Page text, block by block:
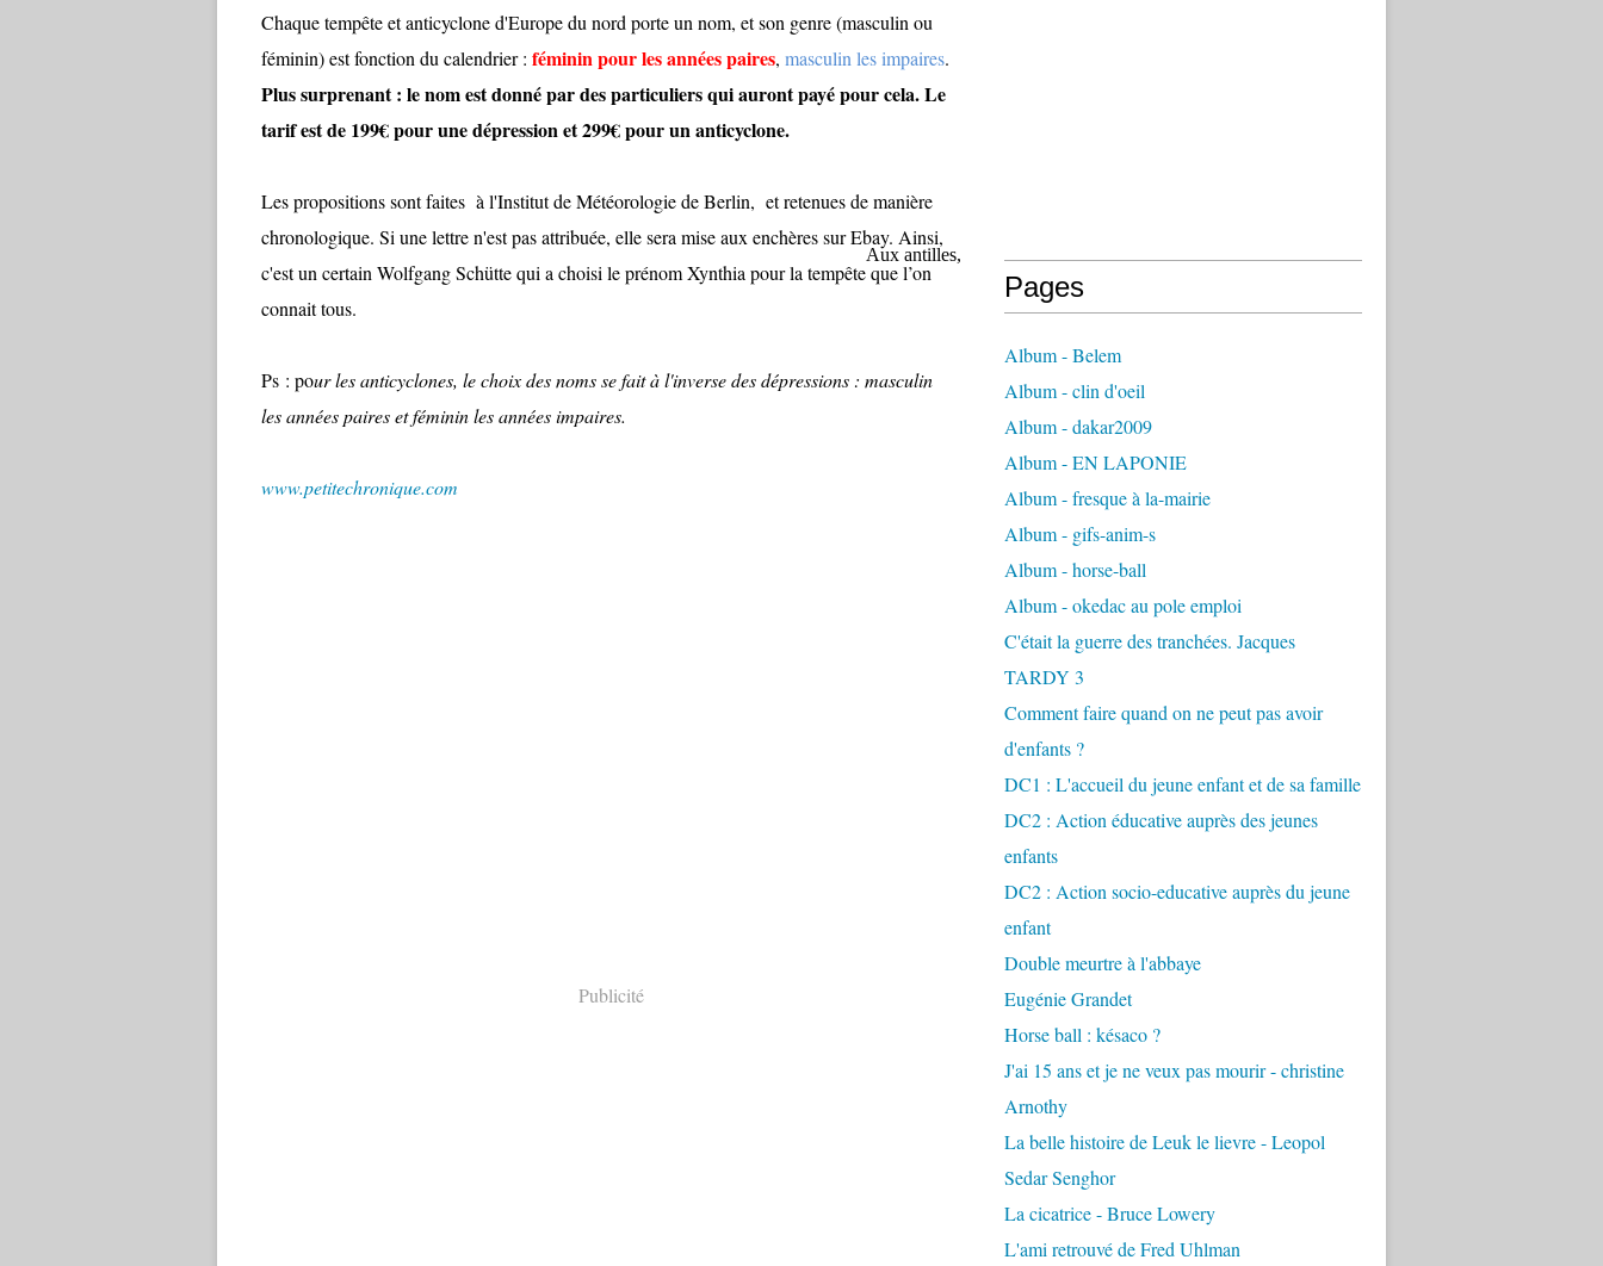
Chaque tempête et anticyclone d'Europe du nord porte un nom, et son genre (masculin ou
féminin) est fonction du calendrier : féminin pour les années paires, masculin les impaires.
Plus surprenant : le nom est donné par des particuliers qui auront payé pour cela. Le
tarif est de 199€ pour une dépression et 299€ pour un anticyclone.
Les propositions sont faites à l'Institut de Météorologie de Berlin, et retenues de manière
chronologique. Si une lettre n'est pas attribuée, elle sera mise aux enchères sur Ebay. Ainsi,
c'est un certain Wolfgang Schütte qui a choisi le prénom Xynthia pour la tempête que l’on
connait tous.
Ps : pour les anticyclones, le choix des noms se fait à l'inverse des dépressions : masculin
les années paires et féminin les années impaires.
www.petitechronique.com
Aux antilles,
Publicité
Pages
Album - Belem
Album - clin d'oeil
Album - dakar2009
Album - EN LAPONIE
Album - fresque à la-mairie
Album - gifs-anim-s
Album - horse-ball
Album - okedac au pole emploi
C'était la guerre des tranchées. Jacques
TARDY 3
Comment faire quand on ne peut pas avoir
d'enfants ?
DC1 : L'accueil du jeune enfant et de sa famille
DC2 : Action éducative auprès des jeunes
enfants
DC2 : Action socio-educative auprès du jeune
enfant
Double meurtre à l'abbaye
Eugénie Grandet
Horse ball : késaco ?
J'ai 15 ans et je ne veux pas mourir - christine
Arnothy
La belle histoire de Leuk le lievre - Leopol
Sedar Senghor
La cicatrice - Bruce Lowery
L'ami retrouvé de Fred Uhlman